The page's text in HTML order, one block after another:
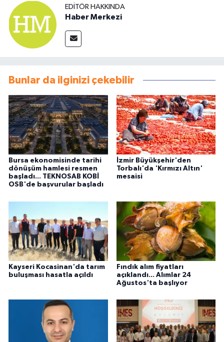
EDITÖR HAKKINDA
Haber Merkezi
Bunlar da ilginizi çekebilir
Bursa ekonomisinde tarihi
dönüşüm hamlesi resmen
başladı... TEKNOSAB KOBİ
OSB'de başvurular başladı
İzmir Büyükşehir'den
Torbalı'da 'Kırmızı Altın'
mesaisi
Kayseri Kocasinan'da tarım
buluşması hasatla açıldı
Fındık alım fiyatları
açıklandı... Alımlar 24
Ağustos'ta başlıyor